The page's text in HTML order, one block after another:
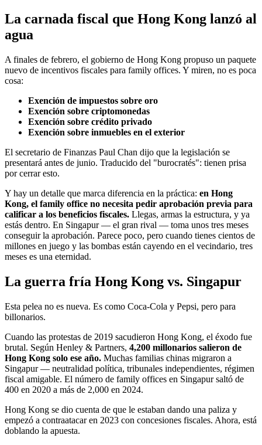
La carnada fiscal que Hong Kong lanzó al
agua
A finales de febrero, el gobierno de Hong Kong propuso un paquete
nuevo de incentivos fiscales para family offices. Y miren, no es poca
cosa:
Exención de impuestos sobre oro
Exención sobre criptomonedas
Exención sobre crédito privado
Exención sobre inmuebles en el exterior
El secretario de Finanzas Paul Chan dijo que la legislación se
presentará antes de junio. Traducido del "burocratés": tienen prisa
por cerrar esto.
Y hay un detalle que marca diferencia en la práctica: en Hong
Kong, el family office no necesita pedir aprobación previa para
calificar a los beneficios fiscales. Llegas, armas la estructura, y ya
estás dentro. En Singapur — el gran rival — toma unos tres meses
conseguir la aprobación. Parece poco, pero cuando tienes cientos de
millones en juego y las bombas están cayendo en el vecindario, tres
meses es una eternidad.
La guerra fría Hong Kong vs. Singapur
Esta pelea no es nueva. Es como Coca-Cola y Pepsi, pero para
billonarios.
Cuando las protestas de 2019 sacudieron Hong Kong, el éxodo fue
brutal. Según Henley & Partners, 4,200 millonarios salieron de
Hong Kong solo ese año. Muchas familias chinas migraron a
Singapur — neutralidad política, tribunales independientes, régimen
fiscal amigable. El número de family offices en Singapur saltó de
400 en 2020 a más de 2,000 en 2024.
Hong Kong se dio cuenta de que le estaban dando una paliza y
empezó a contraatacar en 2023 con concesiones fiscales. Ahora, está
doblando la apuesta.